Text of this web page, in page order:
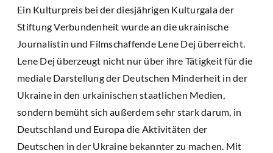
Ein Kulturpreis bei der diesjährigen Kulturgala der
Stiftung Verbundenheit wurde an die ukrainische
Journalistin und Filmschaffende Lene Dej überreicht.
Lene Dej überzeugt nicht nur über ihre Tätigkeit für die
mediale Darstellung der Deutschen Minderheit in der
Ukraine in den urkainischen staatlichen Medien,
sondern bemüht sich außerdem sehr stark darum, in
Deutschland und Europa die Aktivitäten der
Deutschen in der Ukraine bekannter zu machen. Mit